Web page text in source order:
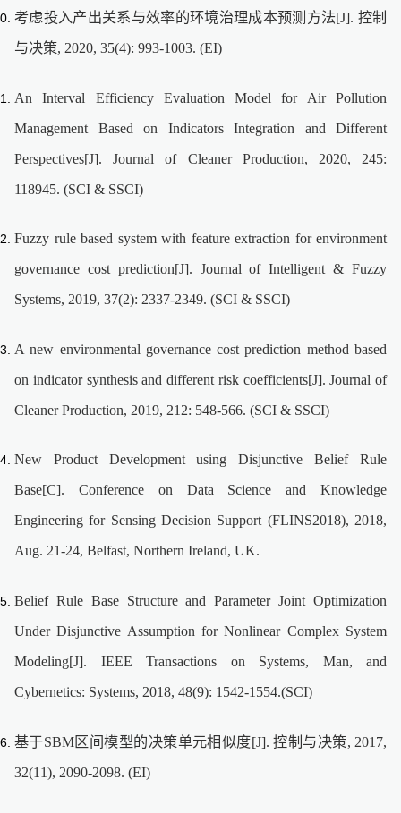
考虑投入产出关系与效率的环境治理成本预测方法[J]. 控制
与决策, 2020, 35(4): 993-1003. (EI)
An Interval Efficiency Evaluation Model for Air Pollution
Management Based on Indicators Integration and Different
Perspectives[J]. Journal of Cleaner Production, 2020, 245:
118945. (SCI & SSCI)
Fuzzy rule based system with feature extraction for environment
governance cost prediction[J]. Journal of Intelligent & Fuzzy
Systems, 2019, 37(2): 2337-2349. (SCI & SSCI)
A new environmental governance cost prediction method based
on indicator synthesis and different risk coefficients[J]. Journal of
Cleaner Production, 2019, 212: 548-566. (SCI & SSCI)
New Product Development using Disjunctive Belief Rule
Base[C]. Conference on Data Science and Knowledge
Engineering for Sensing Decision Support (FLINS2018), 2018,
Aug. 21-24, Belfast, Northern Ireland, UK.
Belief Rule Base Structure and Parameter Joint Optimization
Under Disjunctive Assumption for Nonlinear Complex System
Modeling[J]. IEEE Transactions on Systems, Man, and
Cybernetics: Systems, 2018, 48(9): 1542-1554.(SCI)
基于SBM区间模型的决策单元相似度[J]. 控制与决策, 2017,
32(11), 2090-2098. (EI)